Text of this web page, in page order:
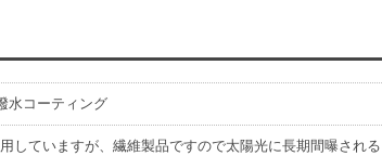
水コーティング
していますが、繊維製品ですので太陽光に長期間曝される